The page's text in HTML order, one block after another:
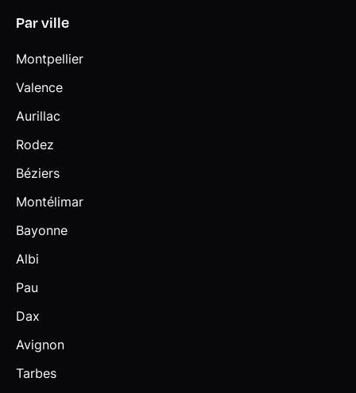
Par ville
Montpellier
Valence
Aurillac
Rodez
Béziers
Montélimar
Bayonne
Albi
Pau
Dax
Avignon
Tarbes